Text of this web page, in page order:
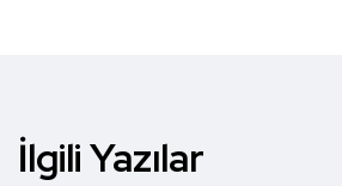
İlgili Yazılar